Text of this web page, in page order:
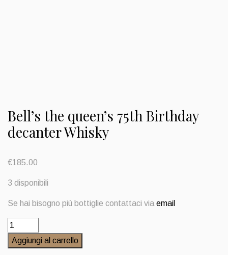
Bell’s the queen’s 75th Birthday
decanter Whisky
€185.00
3 disponibili
Se hai bisogno più bottiglie contattaci via email
Bell's
the
queen's
Aggiungi al carrello